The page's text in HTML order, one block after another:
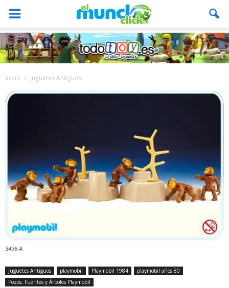
Inicio Juguetes Antiguos
3496 A
Juguetes Antiguos playmobil Playmobil 1984
playmobil años 80
Pozos, Fuentes y Árboles Playmobil